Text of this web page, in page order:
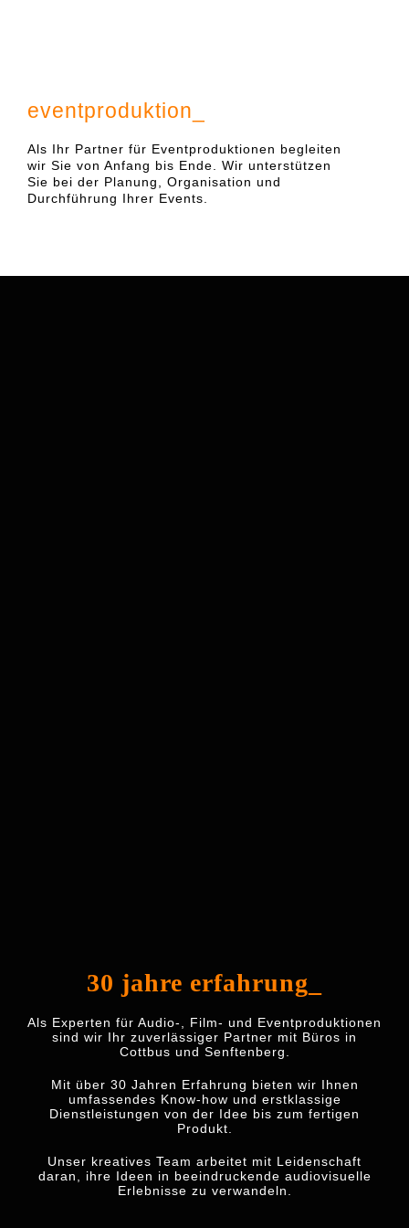
eventproduktion_
Als Ihr Partner für Eventproduktionen begleiten
wir Sie von Anfang bis Ende. Wir unterstützen
Sie bei der Planung, Organisation und
Durchführung Ihrer Events.
30 jahre erfahrung_
Als Experten für Audio-, Film- und Eventproduktionen
sind wir Ihr zuverlässiger Partner mit Büros in
Cottbus und Senftenberg.
Mit über 30 Jahren Erfahrung bieten wir Ihnen
umfassendes Know-how und erstklassige
Dienstleistungen von der Idee bis zum fertigen
Produkt.
Unser kreatives Team arbeitet mit Leidenschaft
daran, ihre Ideen in beeindruckende audiovisuelle
Erlebnisse zu verwandeln.